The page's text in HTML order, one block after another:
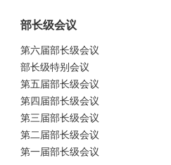
部长级会议
第六届部长级会议
部长级特别会议
第五届部长级会议
第四届部长级会议
第三届部长级会议
第二届部长级会议
第一届部长级会议